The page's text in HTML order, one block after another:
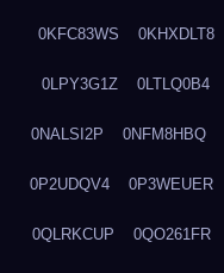
0KFC83WS 0KHXDLT8
0LPY3G1Z 0LTLQ0B4
0NALSI2P 0NFM8HBQ
0P2UDQV4 0P3WEUER
0QLRKCUP 0QO261FR